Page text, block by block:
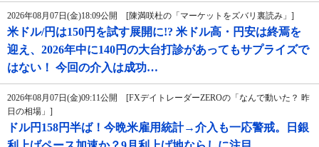
2026年08月07日(金)18:09公開 [陳満咲杜の「マーケットをズバリ裏読み」]
米ドル/円は150円を試す展開に!? 米ドル高・円安は終焉を
迎え、2026年中に140円の大台打診があってもサプライズで
はない！ 今回の介入は成功…
2026年08月07日(金)09:11公開 [FXデイトレーダーZEROの「なんで動いた？ 昨
日の相場」]
ドル円158円半ば！今晩米雇用統計→介入も一応警戒。日銀